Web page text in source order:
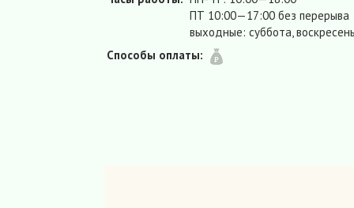
ПТ 10:00—17:00 без перерыва
выходные: суббота,
Способы оплаты: